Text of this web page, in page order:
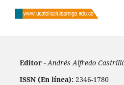
Editor - Andrés Alfredo
ISSN (En línea): 2346-1780